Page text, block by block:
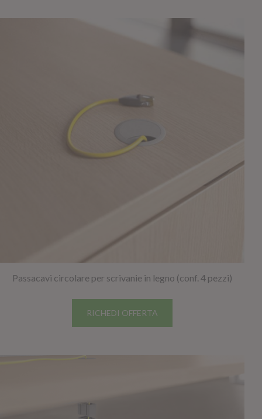
Passacavi circolare per scrivanie in legno (conf. 4 pezzi)
RICHEDI OFFERTA